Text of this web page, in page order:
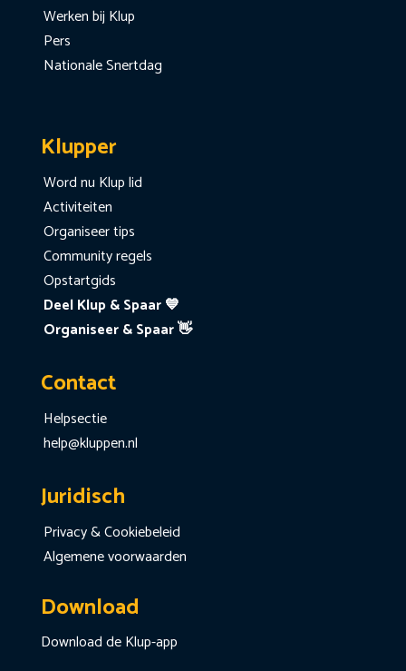
Werken bij Klup
Pers
Nationale Snertdag
Klupper
Word nu Klup lid
Activiteiten
Organiseer tips
Community regels
Opstartgids
Deel Klup & Spaar 💙
Organiseer & Spaar 👋
Contact
Helpsectie
help@kluppen.nl
Juridisch
Privacy & Cookiebeleid
Algemene voorwaarden
Download
Download de Klup-app